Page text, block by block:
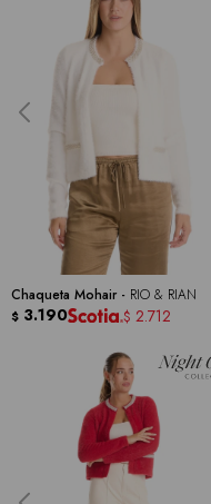
Chaqueta Mohair - RIO & RIAN
$ 3.190 $ 2.712